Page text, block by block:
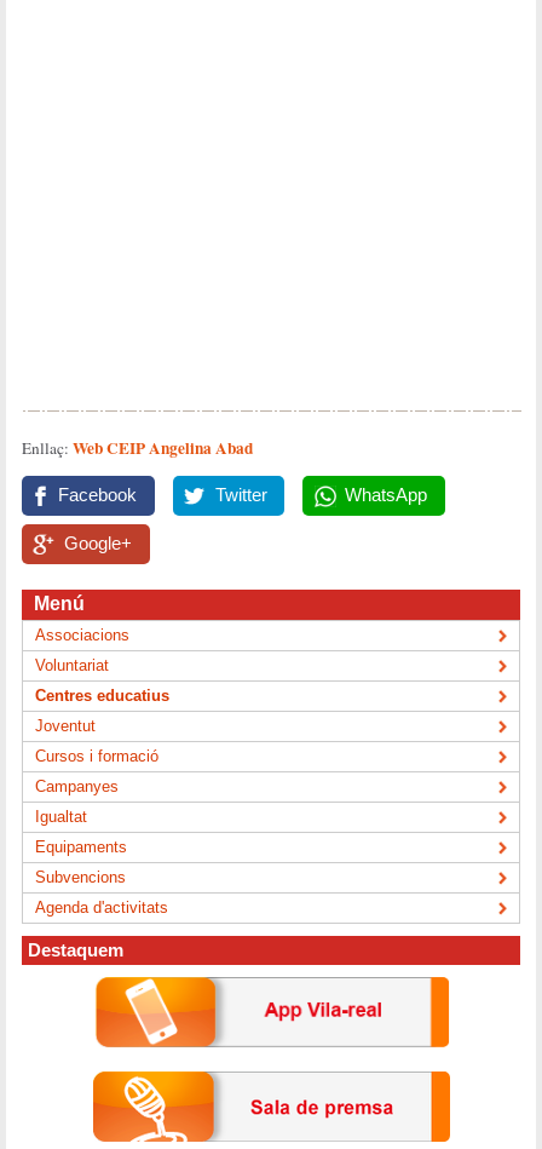
Enllaç:Web CEIP Angelina Abad
Facebook Twitter WhatsApp
Google+
Menú
Associacions
Voluntariat
Centres educatius
Joventut
Cursos i formació
Campanyes
Igualtat
Equipaments
Subvencions
Agenda d'activitats
Destaquem